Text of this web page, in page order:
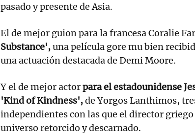
pasado y presente de Asia.
El de mejor guion para la francesa Coralie
Substance',una película gore mu bien
una actuación destacada de Demi Moore.
Y el de mejor actorpara el estadounidense
'Kind of Kindness',de Yorgos Lanthimos,
independientes con las que el director griego
universo retorcido y descarnado.